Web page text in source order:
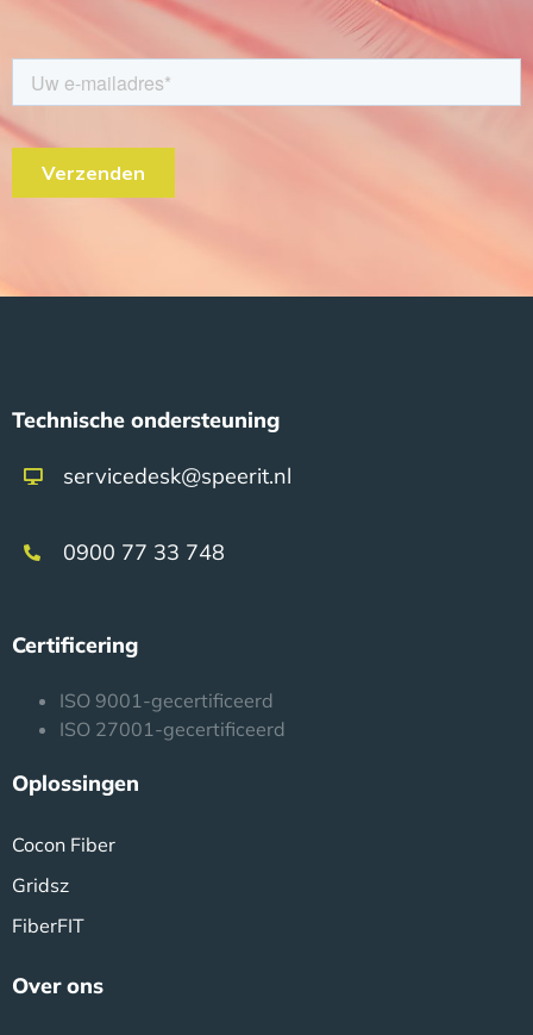
Technische ondersteuning
servicedesk@speerit.nl
0900 77 33 748
Certificering
ISO 9001-gecertificeerd
ISO 27001-gecertificeerd
Oplossingen
Cocon Fiber
Gridsz
FiberFIT
Over ons